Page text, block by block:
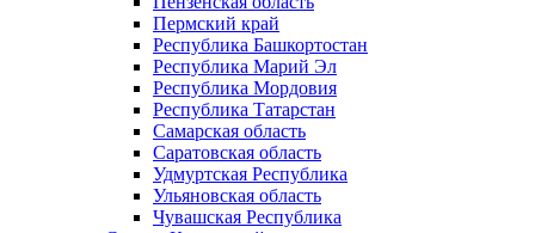
Пермский край
Республика Башкортостан
Республика Марий Эл
Республика Мордовия
Республика Татарстан
Самарская область
Саратовская область
Удмуртская Республика
Ульяновская область
Чувашская Республика